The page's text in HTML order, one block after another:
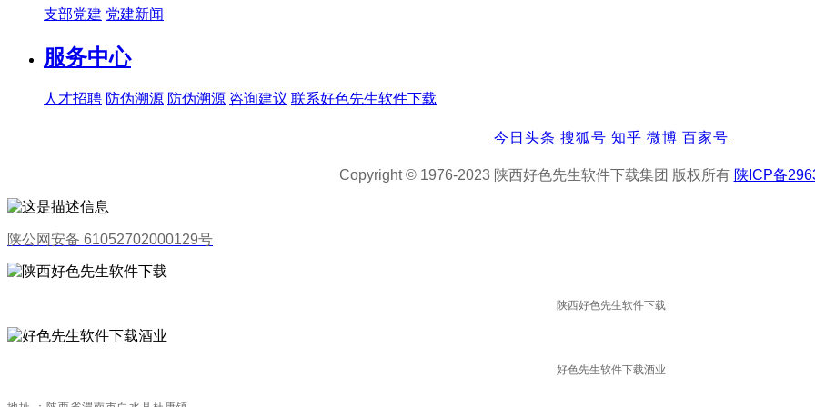
支部党建 党建新闻
服务中心
人才招聘 防伪溯源 防伪溯源 咨询建议 联系好色先生软件下载
今日头条 搜狐号 知乎 微博 百家号
Copyright © 1976-2023 陕西好色先生软件下载集团 版权所有 陕ICP备
陕公网安备 61052702000129号
陕西好色先生软件下载
好色先生软件下载酒业